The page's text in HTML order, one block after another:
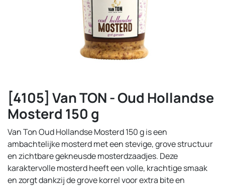
[4105] Van TON - Oud Hollandse
Mosterd 150 g
Van Ton Oud Hollandse Mosterd 150 g is een
ambachtelijke mosterd met een stevige, grove structuur
en zichtbare gekneusde mosterdzaadjes. Deze
karaktervolle mosterd heeft een volle, krachtige smaak
en zorgt dankzij de grove korrel voor extra bite en